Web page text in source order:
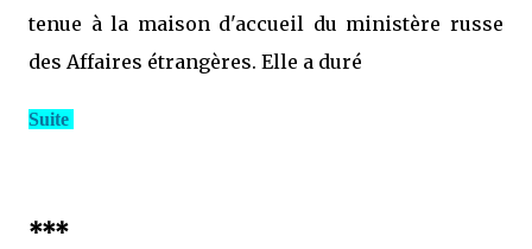
tenue à la maison d'accueil du ministère russe
des Affaires étrangères. Elle a duré
Suite
***